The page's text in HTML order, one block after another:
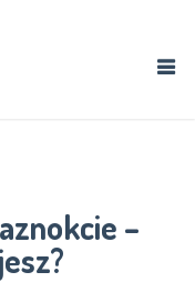
–